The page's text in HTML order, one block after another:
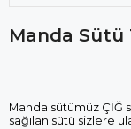
Manda Sütü
Manda sütümüz ÇİĞ
sağılan sütü sizlere